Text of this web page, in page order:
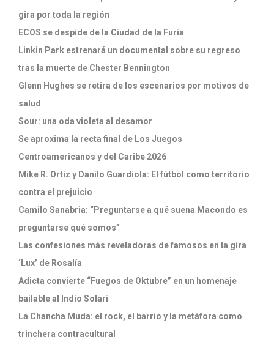
gira por toda la región
ECOS se despide de la Ciudad de la Furia
Linkin Park estrenará un documental sobre su regreso
tras la muerte de Chester Bennington
Glenn Hughes se retira de los escenarios por motivos de
salud
Sour: una oda violeta al desamor
Se aproxima la recta final de Los Juegos
Centroamericanos y del Caribe 2026
Mike R. Ortiz y Danilo Guardiola: El fútbol como territorio
contra el prejuicio
Camilo Sanabria: “Preguntarse a qué suena Macondo es
preguntarse qué somos”
Las confesiones más reveladoras de famosos en la gira
‘Lux’ de Rosalía
Adicta convierte “Fuegos de Oktubre” en un homenaje
bailable al Indio Solari
La Chancha Muda: el rock, el barrio y la metáfora como
trinchera contracultural